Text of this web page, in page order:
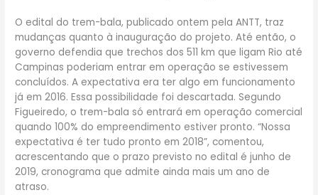
O edital do trem-bala, publicado ontem pela ANTT, traz
mudanças quanto à inauguração do projeto. Até então, o
governo defendia que trechos dos 511 km que ligam Rio até
Campinas poderiam entrar em operação se estivessem
concluídos. A expectativa era ter algo em funcionamento
já em 2016. Essa possibilidade foi descartada. Segundo
Figueiredo, o trem-bala só entrará em operação comercial
quando 100% do empreendimento estiver pronto. “Nossa
expectativa é ter tudo pronto em 2018”, comentou,
acrescentando que o prazo previsto no edital é junho de
2019, cronograma que admite ainda mais um ano de
atraso.